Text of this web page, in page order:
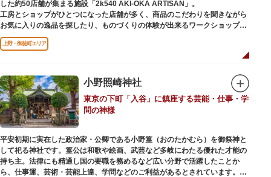
した約50店舗が集まる施設「2k540 AKI-OKA ARTISAN」。
工房とショップがひとつになった店舗が多く、商品のこだわりを聞きながら
お気に入りの逸品を探したり、ものづくりの体験が出来るワークショップに
参加して自分だけのオリジナル商品を作ったり、クリエイターと直接コミュ
ニケーションをとりながらのショッピングが楽しめます。飲食店もあるので
ないぬくもりと、新しいデザインの商品に出会うことができます。
名前の由来は、東京駅から2k540m付近にあることから「2k540」、秋葉原
駅（AKIHABARA）と御徒町駅（OKACHIMACHI）の間にあるという造語
「AKI-OKA」、フランス語で「職人」を意味する「ARTISAN」を組み合わ
せたもの。
施設周辺は、江戸の文化を伝える伝統工芸職人の街だったという背景もあ
り、現在もジュエリーや皮製品を扱うお店が多く、高いセンスとクオリティ
をもった店舗が集結しています。
上野・御徒町エリア
小野照崎神社
東京の下町「入谷」に鎮座する芸能・仕事・学
問の神様
平安初期に実在した政治家・公卿である小野篁（おのたかむら）を御祭神と
して祀る神社です。篁公は和歌や絵画、武芸など多岐にわたる優れた才能の
持ち主。法律にも精通し国の要職を務めるなど広い分野で活躍したことか
ら、仕事運、芸術・芸能上達、学問などのご利益があるとされています。